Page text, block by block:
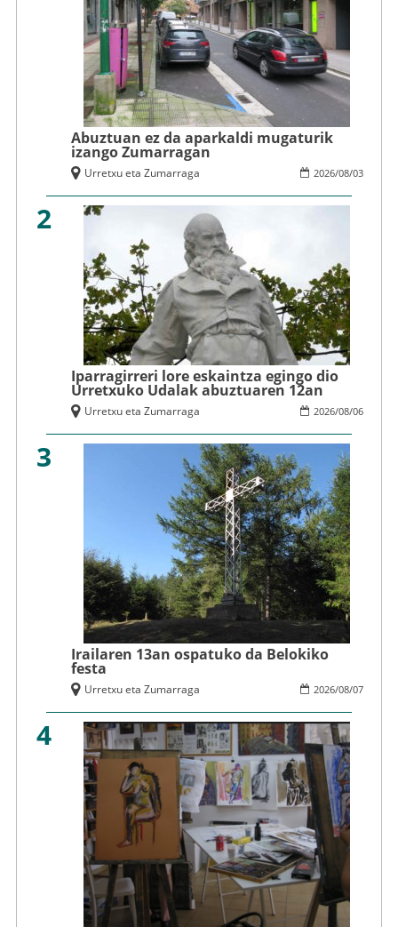
Abuztuan ez da aparkaldi mugaturik
izango Zumarragan
2026/08/03
Urretxu eta Zumarraga
2
Iparragirreri lore eskaintza egingo dio
Urretxuko Udalak abuztuaren 12an
2026/08/06
Urretxu eta Zumarraga
3
Irailaren 13an ospatuko da Belokiko
festa
2026/08/07
Urretxu eta Zumarraga
4